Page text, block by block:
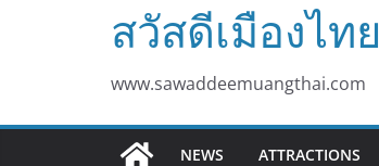
สวัสดีเมืองไทย
www.sawaddeemuangthai.com
NEWS ATTRACTIONS